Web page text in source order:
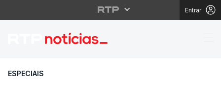
Entrar
Libertação de grande
ESPECIAIS